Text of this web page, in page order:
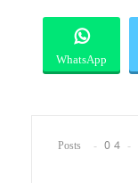
WhatsApp
4 Posts
0